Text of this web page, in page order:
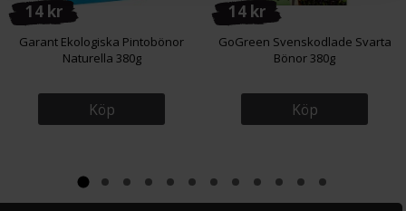
14 kr
Garant Ekologiska Pintobönor
Naturella 380g
Köp
14 kr
GoGreen Svenskodlade Svarta
Bönor 380g
Köp